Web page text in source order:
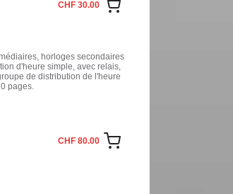
CHF 30.00
horloges secondaires
d'heure simple, avec relais,
de distribution de l'heure
pages.
CHF 80.00